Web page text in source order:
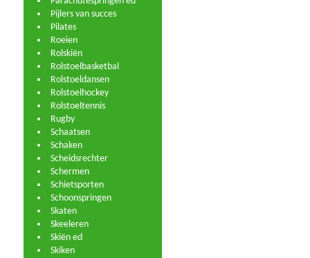
Pijlers van succes
Pilates
Roeien
Rolskiën
Rolstoelbasketbal
Rolstoeldansen
Rolstoelhockey
Rolstoeltennis
Rugby
Schaatsen
Schaken
Scheidsrechter
Schermen
Schietsporten
Schoonspringen
Skaten
Skeeleren
Skiën ed
Skiken